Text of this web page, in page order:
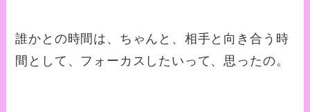
誰かとの時間は、ちゃんと、相手と向き合う時
間として、フォーカスしたいって、思ったの。